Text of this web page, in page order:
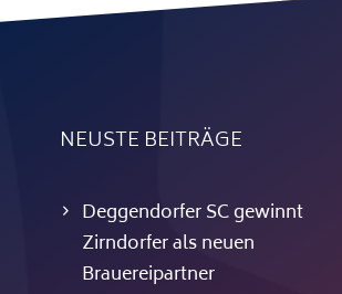
NEUSTE BEITRÄGE
Deggendorfer SC gewinnt
Zirndorfer als neuen
Brauereipartner